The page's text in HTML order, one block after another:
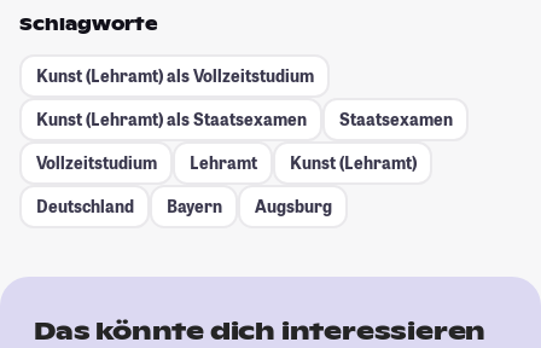
Schlagworte
Kunst (Lehramt) als Vollzeitstudium
Kunst (Lehramt) als Staatsexamen
Staatsexamen
Vollzeitstudium
Lehramt
Kunst (Lehramt)
Deutschland
Bayern Augsburg
Das könnte dich interessieren